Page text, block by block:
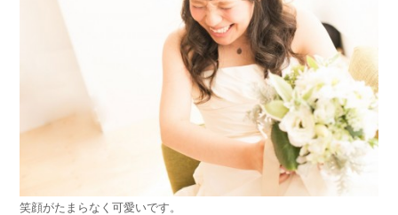
笑顔がたまらなく可愛いです。